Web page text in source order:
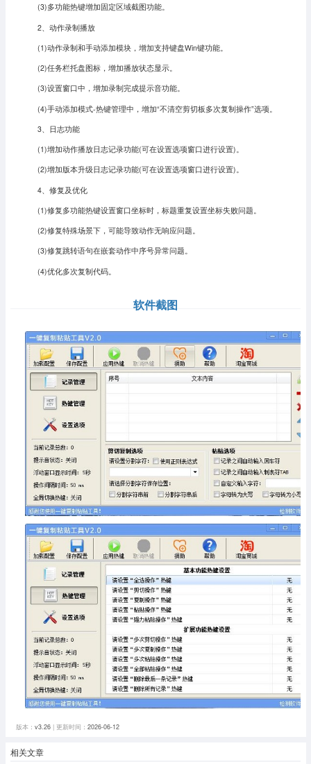
(3)多功能热键增加固定区域截图功能。
2、动作录制播放
(1)动作录制和手动添加模块，增加支持键盘Win键功能。
(2)任务栏托盘图标，增加播放状态显示。
(3)设置窗口中，增加录制完成提示音功能。
(4)手动添加模式-热键管理中，增加“不清空剪切板多次复制操作”选项。
3、日志功能
(1)增加动作播放日志记录功能(可在设置选项窗口进行设置)。
(2)增加版本升级日志记录功能(可在设置选项窗口进行设置)。
4、修复及优化
(1)修复多功能热键设置窗口坐标时，标题重复设置坐标失败问题。
(2)修复特殊场景下，可能导致动作无响应问题。
(3)修复跳转语句在嵌套动作中序号异常问题。
(4)优化多次复制代码。
软件截图
版本： v3.26| 更新时间： 2026-06-12
相关文章